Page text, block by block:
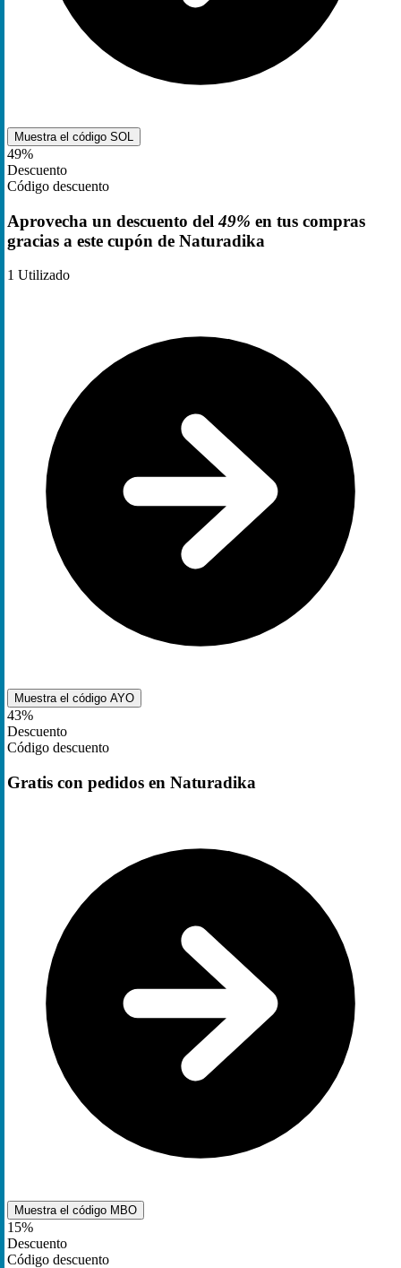
Muestra el código SOL
49%
Descuento
Código descuento
Aprovecha un descuento del49% en tus compras
gracias a este cupón de Naturadika
1 Utilizado
Muestra el código AYO
43%
Descuento
Código descuento
Gratis con pedidos en Naturadika
Muestra el código MBO
15%
Descuento
Código descuento